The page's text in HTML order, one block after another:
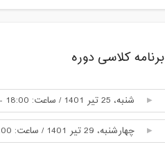
برنامه کلاسی دوره
شنبه، 25 تیر 1401 / ساعت: 18:00 - 19:00
چهارشنبه، 29 تیر 1401 / ساعت: 18:00 - 19:00